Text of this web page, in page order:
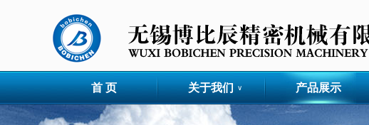
首 页 关于我们 ∨ 产品展示